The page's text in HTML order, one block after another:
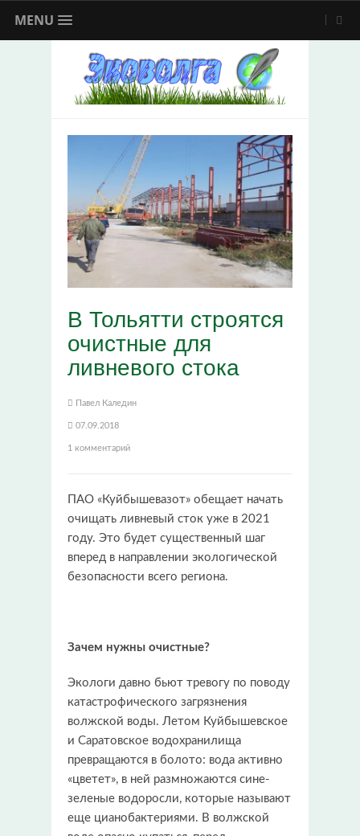
MENU
В Тольятти строятся
очистные для
ливневого стока
Павел Каледин
07.09.2018
1 комментарий
ПАО «Куйбышевазот» обещает начать
очищать ливневый сток уже в 2021
году. Это будет существенный шаг
вперед в направлении экологической
безопасности всего региона.
Зачем нужны очистные?
Экологи давно бьют тревогу по поводу
катастрофического загрязнения
волжской воды. Летом Куйбышевское
и Саратовское водохранилища
превращаются в болото: вода активно
«цветет», в ней размножаются сине-
зеленые водоросли, которые называют
еще цианобактериями. В волжской